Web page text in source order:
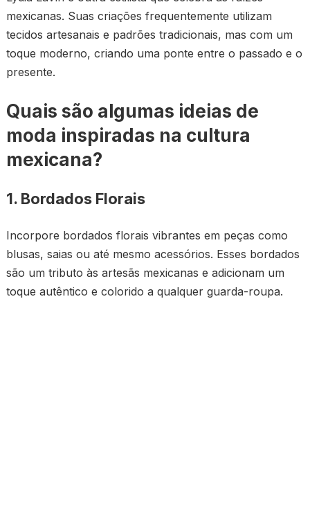
mexicanas. Suas criações frequentemente utilizam
tecidos artesanais e padrões tradicionais, mas com um
toque moderno, criando uma ponte entre o passado e o
presente.
Quais são algumas ideias de
moda inspiradas na cultura
mexicana?
1. Bordados Florais
Incorpore bordados florais vibrantes em peças como
blusas, saias ou até mesmo acessórios. Esses bordados
são um tributo às artesãs mexicanas e adicionam um
toque autêntico e colorido a qualquer guarda-roupa.